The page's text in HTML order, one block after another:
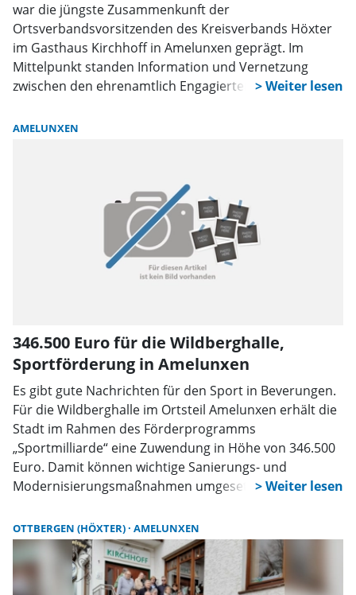
war die jüngste Zusammenkunft der
Ortsverbandsvorsitzenden des Kreisverbands Höxter
im Gasthaus Kirchhoff in Amelunxen geprägt. Im
Mittelpunkt standen Information und Vernetzung
zwischen den ehrenamtlich Engagierten.
AMELUNXEN
346.500 Euro für die Wildberghalle,
Sportförderung in Amelunxen
Es gibt gute Nachrichten für den Sport in Beverungen.
Für die Wildberghalle im Ortsteil Amelunxen erhält die
Stadt im Rahmen des Förderprogramms
„Sportmilliarde“ eine Zuwendung in Höhe von 346.500
Euro. Damit können wichtige Sanierungs- und
Modernisierungsmaßnahmen umgesetzt werden.
Höhe von rund 770.000 Euro gegenüber.
Bürgermeister Tino Wenkel begrüßt die Entscheidung
ausdrücklich:
OTTBERGEN (HÖXTER) AMELUNXEN